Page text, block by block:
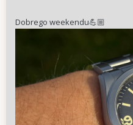
Dobrego weekendu💪🏼